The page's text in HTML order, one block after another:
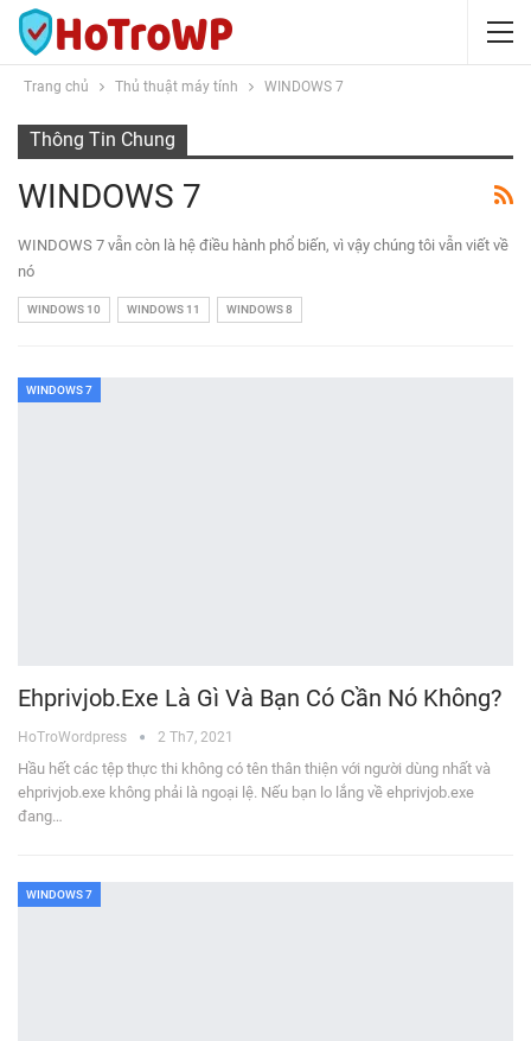
Trang chủ Thủ thuật máy tính WINDOWS 7
Thông Tin Chung
WINDOWS 7
WINDOWS 7 vẫn còn là hệ điều hành phổ biến, vì vậy chúng tôi vẫn viết về
nó
WINDOWS 10 WINDOWS 11 WINDOWS 8
WINDOWS 7
Ehprivjob.exe Là Gì Và Bạn Có Cần Nó Không?
HoTroWordpress 2 Th7, 2021
Hầu hết các tệp thực thi không có tên thân thiện với người dùng nhất và
ehprivjob.exe không phải là ngoại lệ. Nếu bạn lo lắng về ehprivjob.exe
đang…
WINDOWS 7